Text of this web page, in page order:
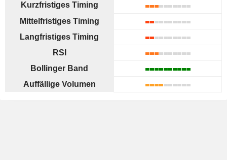
Kurzfristiges Timing
Mittelfristiges Timing
Langfristiges Timing
RSI
Bollinger Band
Auffällige Volumen